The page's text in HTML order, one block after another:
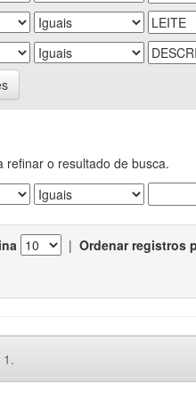
refinar o resultado de busca.
| Ordenar registros